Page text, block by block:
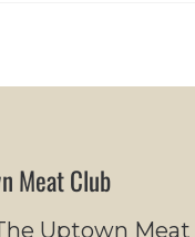
Meat Club
Uptown Meat